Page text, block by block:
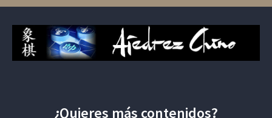
¿Quieres más contenidos?